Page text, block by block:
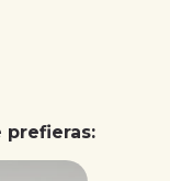
prefieras: